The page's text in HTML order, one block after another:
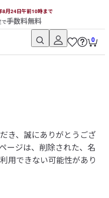
8月24日午前10時まで
で手数料無料
0
き、誠にありがとうござ
ージは、削除された、名
用できない可能性があり